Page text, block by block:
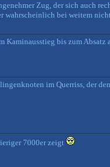
Zug, der sich auch
bei weitem
bis zum
im Querriss, der
7000er zeigt